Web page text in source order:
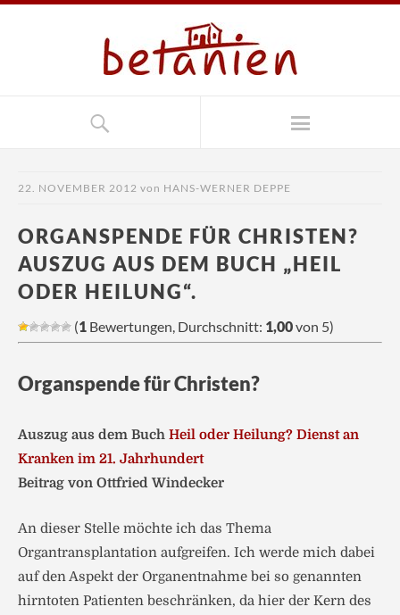
22. NOVEMBER 2012 von HANS-WERNER DEPPE
ORGANSPENDE FÜR CHRISTEN?
AUSZUG AUS DEM BUCH „HEIL
ODER HEILUNG“.
(1 Bewertungen, Durchschnitt: 1,00von 5)
Organspende für Christen?
Auszug aus dem Buch Heil oder Heilung? Dienst an
Kranken im 21. Jahrhundert
Beitrag von Ottfried Windecker
An dieser Stelle möchte ich das Thema
Organtransplantation aufgreifen. Ich werde mich dabei
auf den Aspekt der Organentnahme bei so genannten
hirntoten Patienten beschränken, da hier der Kern des